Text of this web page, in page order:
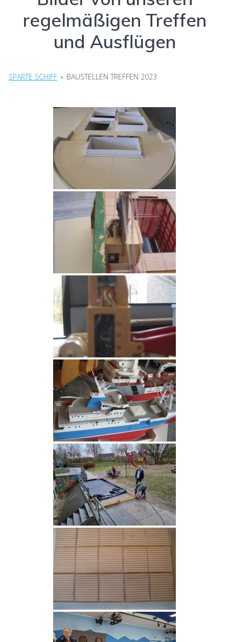
regelmäßigen Treffen
und Ausflügen
SPARTE SCHIFF » BAUSTELLEN TREFFEN 2023